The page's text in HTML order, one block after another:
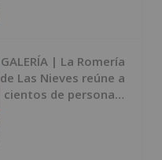
GALERÍA | La Romería
de Las Nieves reúne a
cientos de personas